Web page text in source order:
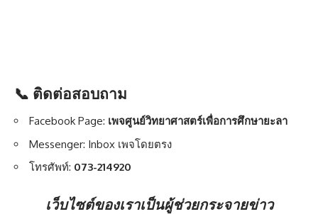
📞 ติดต่อสอบถาม
Facebook Page: เพจศูนย์วิทยาศาสตร์เพื่อการศึกษายะลา
Messenger: Inbox เพจโดยตรง
โทรศัพท์: 073-214920
เว็บไซต์ของเราเป็นผู้ช่วยกระจายข่าว